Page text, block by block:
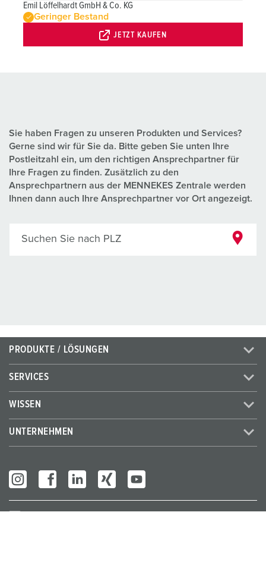
Emil Löffelhardt GmbH & Co. KG
Geringer Bestand
JETZT KAUFEN
Sie haben Fragen zu unseren Produkten und Services?
Gerne sind wir für Sie da. Bitte geben Sie unten Ihre
Postleitzahl ein, um den richtigen Ansprechpartner für
Ihre Fragen zu finden. Zusätzlich zu den
Ansprechpartnern aus der MENNEKES Zentrale werden
Ihnen dann auch Ihre Ansprechpartner vor Ort angezeigt.
Suchen Sie nach PLZ
PRODUKTE / LÖSUNGEN
SERVICES
WISSEN
UNTERNEHMEN